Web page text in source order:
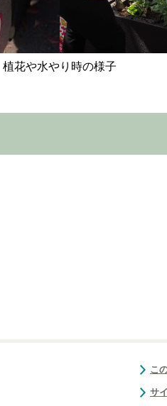
植花や水やり時の様子
こ
サ